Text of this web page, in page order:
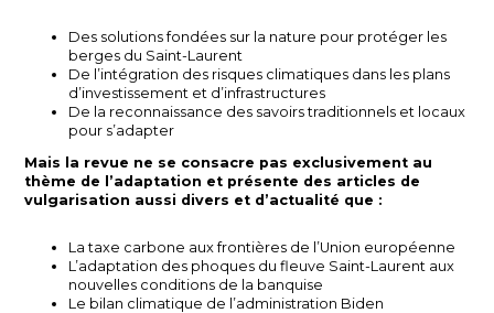
Des solutions fondées sur la nature pour protéger les
berges du Saint-Laurent
De l’intégration des risques climatiques dans les plans
d’investissement et d’infrastructures
De la reconnaissance des savoirs traditionnels et locaux
pour s’adapter
Mais la revue ne se consacre pas exclusivement au
thème de l’adaptation et présente des articles de
vulgarisation aussi divers et d’actualité que :
La taxe carbone aux frontières de l’Union européenne
L’adaptation des phoques du fleuve Saint-Laurent aux
nouvelles conditions de la banquise
Le bilan climatique de l’administration Biden